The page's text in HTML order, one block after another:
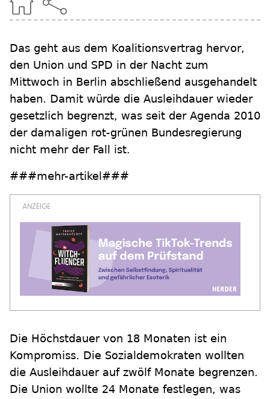
Das geht aus dem Koalitionsvertrag hervor,
den Union und SPD in der Nacht zum
Mittwoch in Berlin abschließend ausgehandelt
haben. Damit würde die Ausleihdauer wieder
gesetzlich begrenzt, was seit der Agenda 2010
der damaligen rot-grünen Bundesregierung
nicht mehr der Fall ist.
###mehr-artikel###
Die Höchstdauer von 18 Monaten ist ein
Kompromiss. Die Sozialdemokraten wollten
die Ausleihdauer auf zwölf Monate begrenzen.
Die Union wollte 24 Monate festlegen, was